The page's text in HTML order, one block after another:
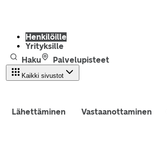
Henkilöille
Yrityksille
Haku
Palvelupisteet
Kaikki sivustot
Lähettäminen Vastaanottaminen